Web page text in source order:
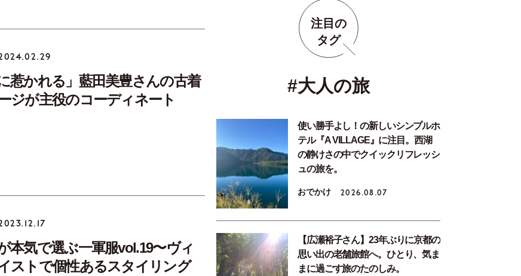
惹かれる」藍田美豊さんの古着
ジが主役のコーディネート
本気で選ぶ一軍服vol.19〜ヴィ
ストで個性あるスタイリング
注目の
タグ
#大人の旅
使い勝手よし！の新しいシンプルホ
テル『A VILLAGE』に注目。西湖
の静けさの中でクイックリフレッシ
ュの旅を。
おでかけ 2026.08.07
【広瀬裕子さん】23年ぶりに京都の
思い出の老舗旅館へ。ひとり、気ま
まに過ごす旅のたのしみ。